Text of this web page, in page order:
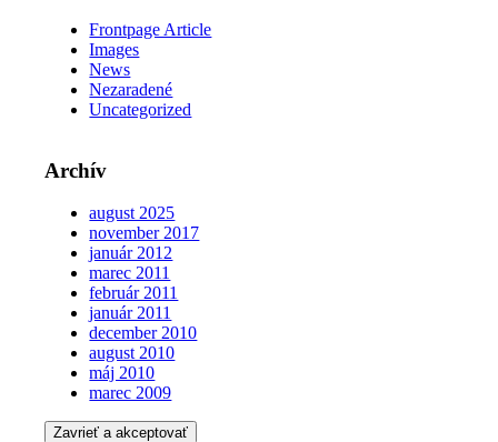
Frontpage Article
Images
News
Nezaradené
Uncategorized
Archív
august 2025
november 2017
január 2012
marec 2011
február 2011
január 2011
december 2010
august 2010
máj 2010
marec 2009